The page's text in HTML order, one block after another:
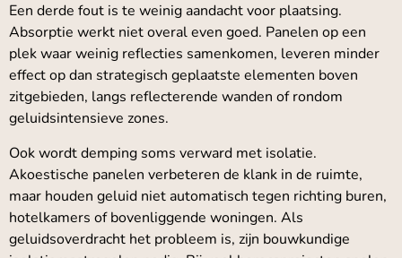
Een derde fout is te weinig aandacht voor plaatsing.
Absorptie werkt niet overal even goed. Panelen op een
plek waar weinig reflecties samenkomen, leveren minder
effect op dan strategisch geplaatste elementen boven
zitgebieden, langs reflecterende wanden of rondom
geluidsintensieve zones.
Ook wordt demping soms verward met isolatie.
Akoestische panelen verbeteren de klank in de ruimte,
maar houden geluid niet automatisch tegen richting buren,
hotelkamers of bovenliggende woningen. Als
geluidsoverdracht het probleem is, zijn bouwkundige